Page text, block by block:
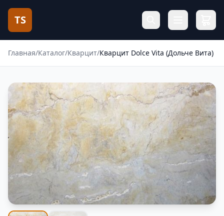
TS
Главная/Каталог/Кварцит/Кварцит Dolce Vita (Дольче Вита)